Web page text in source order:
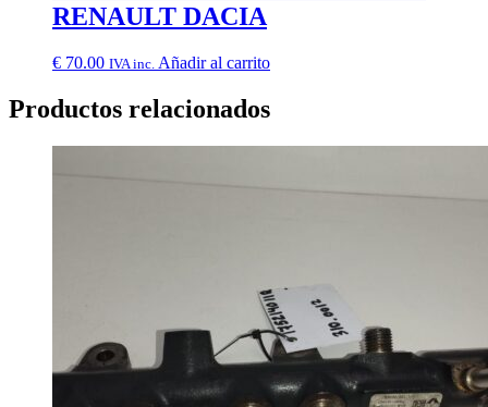
RENAULT DACIA
€ 70.00 IVA inc. Añadir al carrito
Productos relacionados